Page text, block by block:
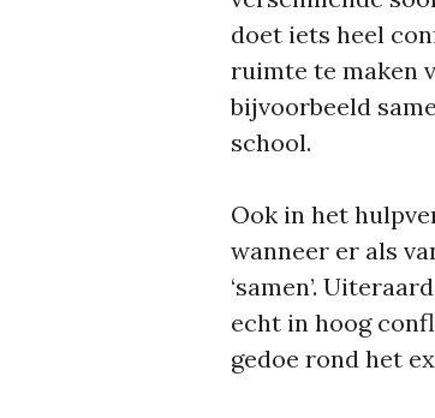
doet iets heel
ruimte te maken
bijvoorbeeld
school.
Ook in het
wanneer er als
‘samen’.
echt in hoog
gedoe rond het